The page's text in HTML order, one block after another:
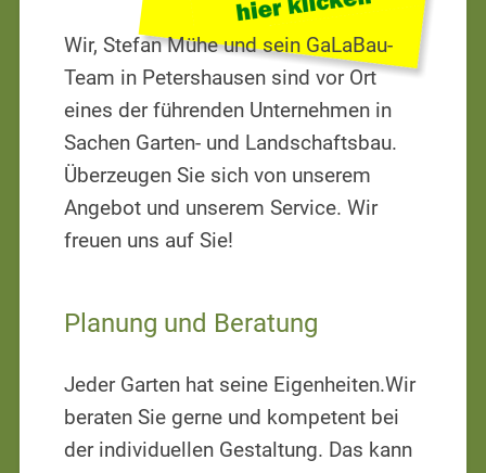
Wir, Stefan Mühe und sein GaLaBau-
Team in Petershausen sind vor Ort
eines der führenden Unternehmen in
Sachen Garten- und Landschaftsbau.
Überzeugen Sie sich von unserem
Angebot und unserem Service. Wir
freuen uns auf Sie!
Planung und Beratung
Jeder Garten hat seine Eigenheiten.Wir
beraten Sie gerne und kompetent bei
der individuellen Gestaltung. Das kann